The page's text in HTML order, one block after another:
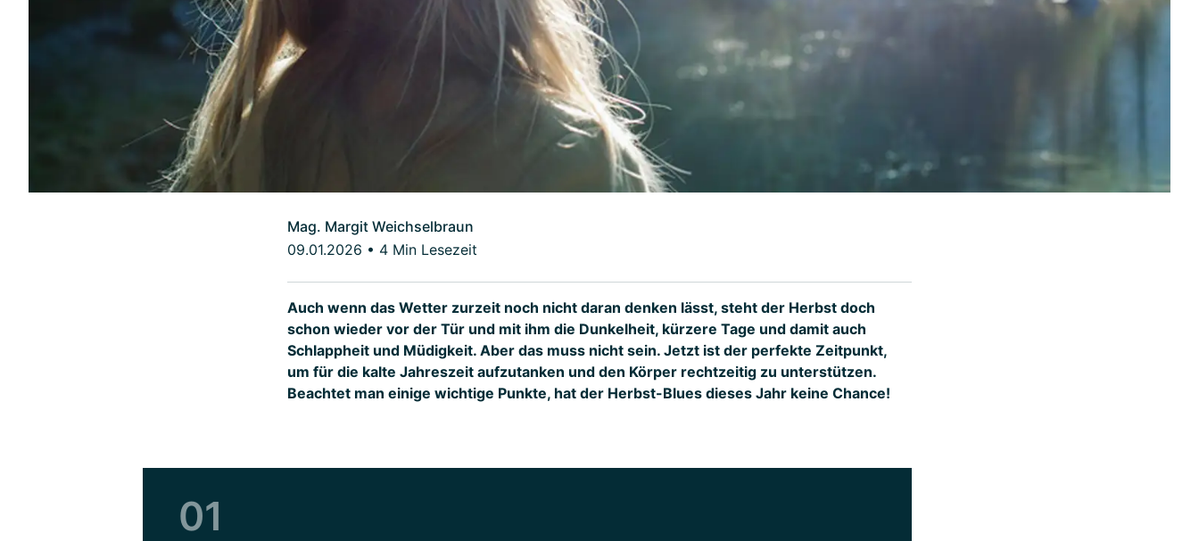
Mag. Margit Weichselbraun
09.01.2026 • 4 Min Lesezeit
Auch wenn das Wetter zurzeit noch nicht daran denken lässt, steht der Herbst doch
schon wieder vor der Tür und mit ihm die Dunkelheit, kürzere Tage und damit auch
Schlappheit und Müdigkeit. Aber das muss nicht sein. Jetzt ist der perfekte Zeitpunkt,
um für die kalte Jahreszeit aufzutanken und den Körper rechtzeitig zu unterstützen.
Beachtet man einige wichtige Punkte, hat der Herbst-Blues dieses Jahr keine Chance!
01